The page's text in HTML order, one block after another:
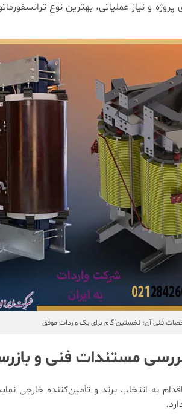
و نیاز عملیاتی، بهترین نوع
فنی آن؛ نخستین گام برای یک واردات موفق
مستندات فنی و
به انتخاب برند و تأمین‌کننده خارجی